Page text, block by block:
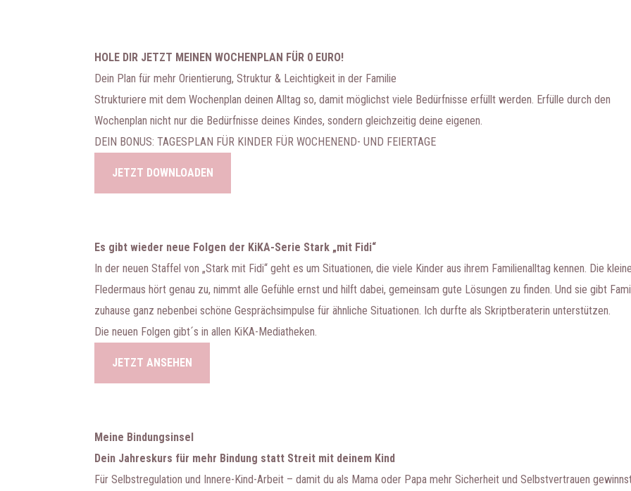
HOLE DIR JETZT MEINEN WOCHENPLAN FÜR 0 EURO!
Dein Plan für mehr Orientierung, Struktur & Leichtigkeit in der Familie
Strukturiere mit dem Wochenplan deinen Alltag so, damit möglichst viele Bedürfnisse erfüllt werden. Erfülle durch den
Wochenplan nicht nur die Bedürfnisse deines Kindes, sondern gleichzeitig deine eigenen.
DEIN BONUS: TAGESPLAN FÜR KINDER FÜR WOCHENEND- UND FEIERTAGE
JETZT DOWNLOADEN
Es gibt wieder neue Folgen der KiKA-Serie Stark „mit Fidi“
In der neuen Staffel von „Stark mit Fidi“ geht es um Situationen, die viele Kinder aus ihrem Familienalltag kennen. Die
Fledermaus hört genau zu, nimmt alle Gefühle ernst und hilft dabei, gemeinsam gute Lösungen zu finden. Und sie gibt
zuhause ganz nebenbei schöne Gesprächsimpulse für ähnliche Situationen. Ich durfte als Skriptberaterin unterstützen.
Die neuen Folgen gibt´s in allen KiKA-Mediatheken.
JETZT ANSEHEN
Meine Bindungsinsel
Dein Jahreskurs für mehr Bindung statt Streit mit deinem Kind
​​Für Selbstregulation und Innere-Kind-Arbeit – damit du als Mama oder Papa mehr Sicherheit und Selbstvertrauen